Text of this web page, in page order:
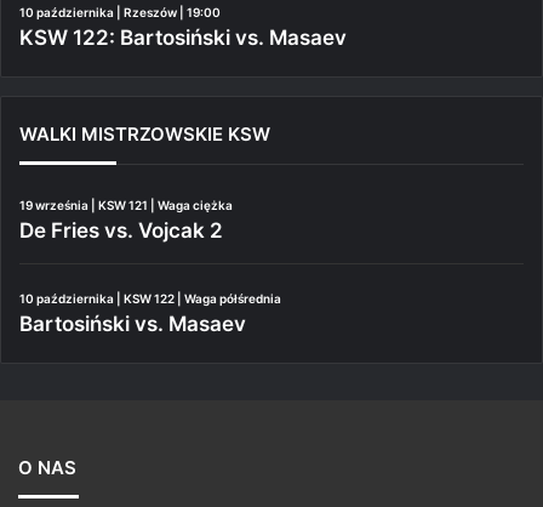
10 października | Rzeszów | 19:00
KSW 122: Bartosiński vs. Masaev
WALKI MISTRZOWSKIE KSW
19 września | KSW 121 | Waga ciężka
De Fries vs. Vojcak 2
10 października | KSW 122 | Waga półśrednia
Bartosiński vs. Masaev
O NAS